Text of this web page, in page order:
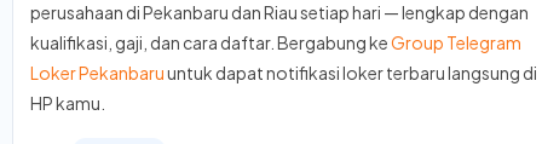
perusahaan di Pekanbaru dan Riau setiap hari — lengkap dengan
kualifikasi, gaji, dan cara daftar. Bergabung keGroup Telegram
Loker Pekanbaruuntuk dapat notifikasi loker terbaru langsung di
HP kamu.